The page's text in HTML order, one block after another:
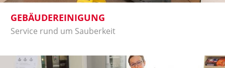
GEBÄUDEREINIGUNG
Service rund um Sauberkeit